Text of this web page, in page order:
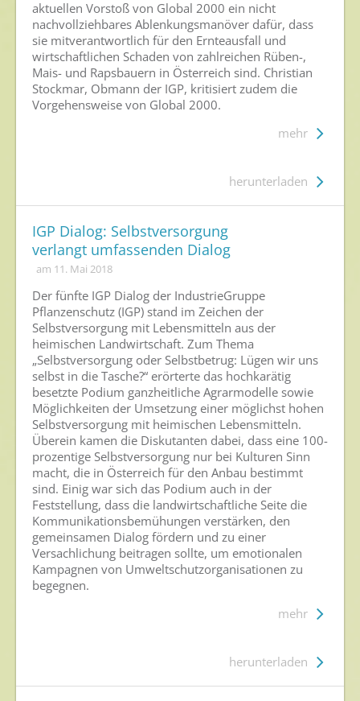
aktuellen Vorstoß von Global 2000 ein nicht
nachvollziehbares Ablenkungsmanöver dafür, dass
sie mitverantwortlich für den Ernteausfall und
wirtschaftlichen Schaden von zahlreichen Rüben-,
Mais- und Rapsbauern in Österreich sind. Christian
Stockmar, Obmann der IGP, kritisiert zudem die
Vorgehensweise von Global 2000.
mehr
herunterladen
IGP Dialog: Selbstversorgung
verlangt umfassenden Dialog
am 11. Mai 2018
Der fünfte IGP Dialog der IndustrieGruppe
Pflanzenschutz (IGP) stand im Zeichen der
Selbstversorgung mit Lebensmitteln aus der
heimischen Landwirtschaft. Zum Thema
„Selbstversorgung oder Selbstbetrug: Lügen wir uns
selbst in die Tasche?“ erörterte das hochkarätig
besetzte Podium ganzheitliche Agrarmodelle sowie
Möglichkeiten der Umsetzung einer möglichst hohen
Selbstversorgung mit heimischen Lebensmitteln.
Überein kamen die Diskutanten dabei, dass eine 100-
prozentige Selbstversorgung nur bei Kulturen Sinn
macht, die in Österreich für den Anbau bestimmt
sind. Einig war sich das Podium auch in der
Feststellung, dass die landwirtschaftliche Seite die
Kommunikationsbemühungen verstärken, den
gemeinsamen Dialog fördern und zu einer
Versachlichung beitragen sollte, um emotionalen
Kampagnen von Umweltschutzorganisationen zu
begegnen.
mehr
herunterladen